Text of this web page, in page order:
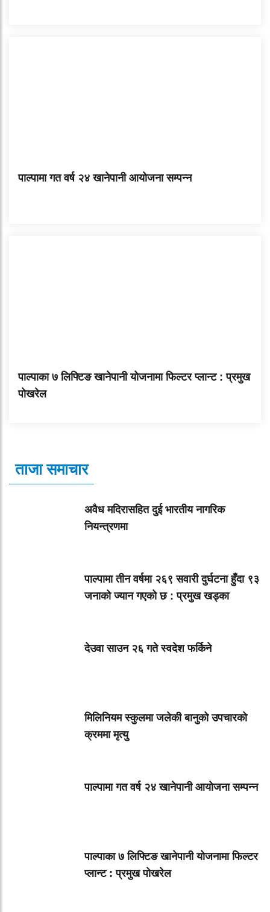
पाल्पामा गत वर्ष २४ खानेपानी आयोजना सम्पन्न
पाल्पाका ७ लिफ्टिङ खानेपानी योजनामा फिल्टर प्लान्ट : प्रमुख
पोखरेल
ताजा समाचार
अवैध मदिरासहित दुई भारतीय नागरिक
नियन्त्रणमा
पाल्पामा तीन वर्षमा २६९ सवारी दुर्घटना हुँदा ९३
जनाको ज्यान गएको छ : प्रमुख खड्का
देउवा साउन २६ गते स्वदेश फर्किने
मिलिनियम स्कुलमा जलेकी बानुको उपचारको
क्रममा मृत्यु
पाल्पामा गत वर्ष २४ खानेपानी आयोजना सम्पन्न
पाल्पाका ७ लिफ्टिङ खानेपानी योजनामा फिल्टर
प्लान्ट : प्रमुख पोखरेल